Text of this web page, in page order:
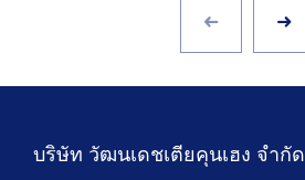
บริษัท วัฒนเดชเตียคุนเฮง จำกัด